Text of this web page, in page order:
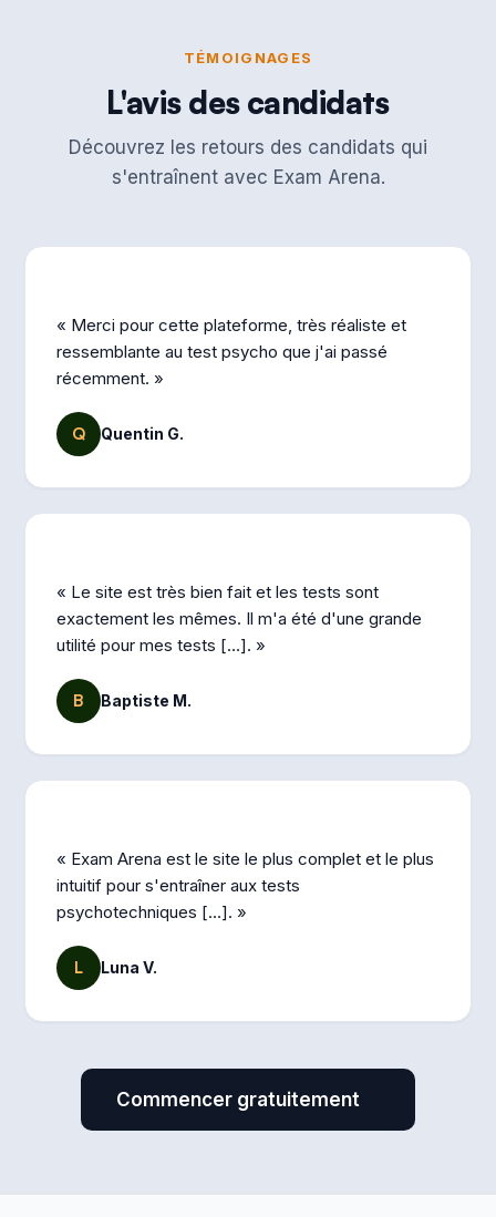
TÉMOIGNAGES
L'avis des candidats
Découvrez les retours des candidats qui
s'entraînent avec Exam Arena.
« Merci pour cette plateforme, très réaliste et
ressemblante au test psycho que j'ai passé
récemment. »
Q Quentin G.
« Le site est très bien fait et les tests sont
exactement les mêmes. Il m'a été d'une grande
utilité pour mes tests […]. »
B Baptiste M.
« Exam Arena est le site le plus complet et le plus
intuitif pour s'entraîner aux tests
psychotechniques […]. »
L Luna V.
Commencer gratuitement